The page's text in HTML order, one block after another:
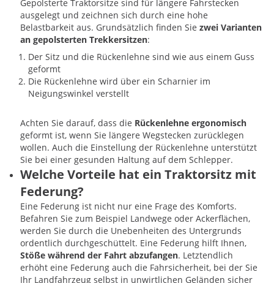
Gepolsterte Traktorsitze sind für längere Fahrstecken
ausgelegt und zeichnen sich durch eine hohe
Belastbarkeit aus. Grundsätzlich finden Sie zwei Varianten
an gepolsterten Trekkersitzen:
Der Sitz und die Rückenlehne sind wie aus einem Guss
geformt
Die Rückenlehne wird über ein Scharnier im
Neigungswinkel verstellt
Achten Sie darauf, dass die Rückenlehne ergonomisch
geformt ist, wenn Sie längere Wegstecken zurücklegen
wollen. Auch die Einstellung der Rückenlehne unterstützt
Sie bei einer gesunden Haltung auf dem Schlepper.
Welche Vorteile hat ein Traktorsitz mit
Federung?
Eine Federung ist nicht nur eine Frage des Komforts.
Befahren Sie zum Beispiel Landwege oder Ackerflächen,
werden Sie durch die Unebenheiten des Untergrunds
ordentlich durchgeschüttelt. Eine Federung hilft Ihnen,
Stöße während der Fahrt abzufangen. Letztendlich
erhöht eine Federung auch die Fahrsicherheit, bei der Sie
Ihr Landfahrzeug selbst in unwirtlichen Geländen sicher